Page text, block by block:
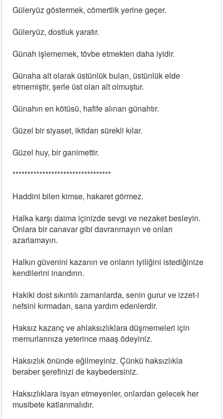
Güleryüz göstermek, cömertlik yerine geçer.
Güleryüz, dostluk yaratır.
Günah işlememek, tövbe etmekten daha iyidir.
Günaha alt olarak üstünlük bulan, üstünlük elde
etmemiştir, şerle üst olan alt olmuştur.
Günahın en kötüsü, hafife alınan günahtır.
Güzel bir siyaset, iktidarı sürekli kılar.
Güzel huy, bir ganimettir.
*********************************
Haddini bilen kimse, hakaret görmez.
Halka karşı daima içinizde sevgi ve nezaket besleyin.
Onlara bir canavar gibi davranmayın ve onları
azarlamayın.
Halkın güvenini kazanın ve onların iyiliğini istediğinize
kendilerini inandırın.
Hakiki dost sıkıntılı zamanlarda, senin gurur ve izzet-i
nefsini kırmadan, sana yardım edenlerdir.
Haksız kazanç ve ahlaksızlıklara düşmemeleri için
memurlarınıza yeterince maaş ödeyiniz.
Haksızlık önünde eğilmeyiniz. Çünkü haksızlıkla
beraber şerefinizi de kaybedersiniz.
Haksızlıklara isyan etmeyenler, onlardan gelecek her
musibete katlanmalıdır.